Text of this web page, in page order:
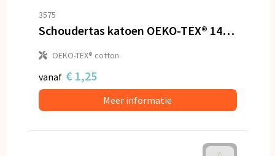
3575
Schoudertas katoen OEKO-TEX® 140g/m² 40x10x35cm
OEKO-TEX® cotton
vanaf € 1,25
Meer informatie